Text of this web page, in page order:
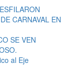
CARNAVAL EN
SE VEN
al Eje